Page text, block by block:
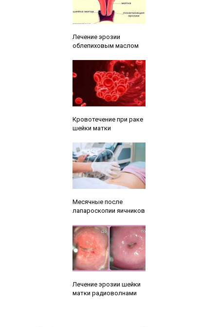
Лечение эрозии
облепиховым маслом
Кровотечение при раке
шейки матки
Месячные после
лапароскопии яичников
Лечение эрозии шейки
матки радиоволнами